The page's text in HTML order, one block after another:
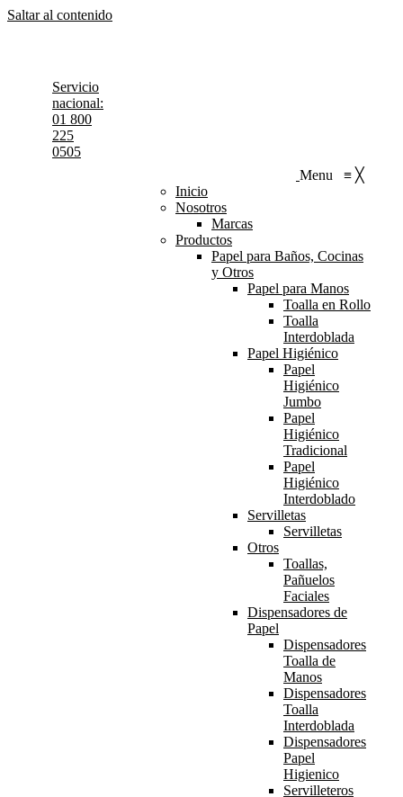
Saltar al contenido
Servicio
nacional:
01 800
225
0505
Menu ≡ ╳
Inicio
Nosotros
Marcas
Productos
Papel para Baños, Cocinas
y Otros
Papel para Manos
Toalla en Rollo
Toalla
Interdoblada
Papel Higiénico
Papel
Higiénico
Jumbo
Papel
Higiénico
Tradicional
Papel
Higiénico
Interdoblado
Servilletas
Servilletas
Otros
Toallas,
Pañuelos
Faciales
Dispensadores de
Papel
Dispensadores
Toalla de
Manos
Dispensadores
Toalla
Interdoblada
Dispensadores
Papel
Higienico
Servilleteros